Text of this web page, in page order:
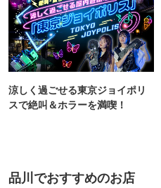
涼しく過ごせる東京ジョイポリ
スで絶叫＆ホラーを満喫！
品川でおすすめのお店